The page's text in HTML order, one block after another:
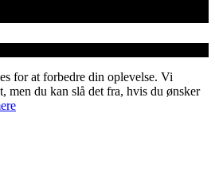
for at forbedre din oplevelse. Vi
men du kan slå det fra, hvis du ønsker